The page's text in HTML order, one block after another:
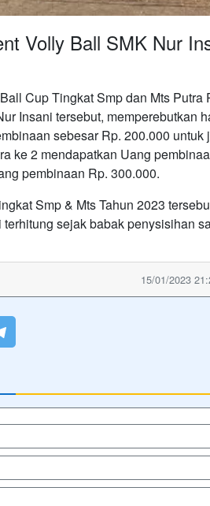
Volly Ball SMK Nur
Cup Tingkat Smp dan Mts Putra
Insani tersebut, memperebutkan
sebesar Rp. 200.000 untuk
ke 2 mendapatkan Uang
pembinaan Rp. 300.000.
Smp & Mts Tahun 2023
sejak babak penysisihan
15/01/2023